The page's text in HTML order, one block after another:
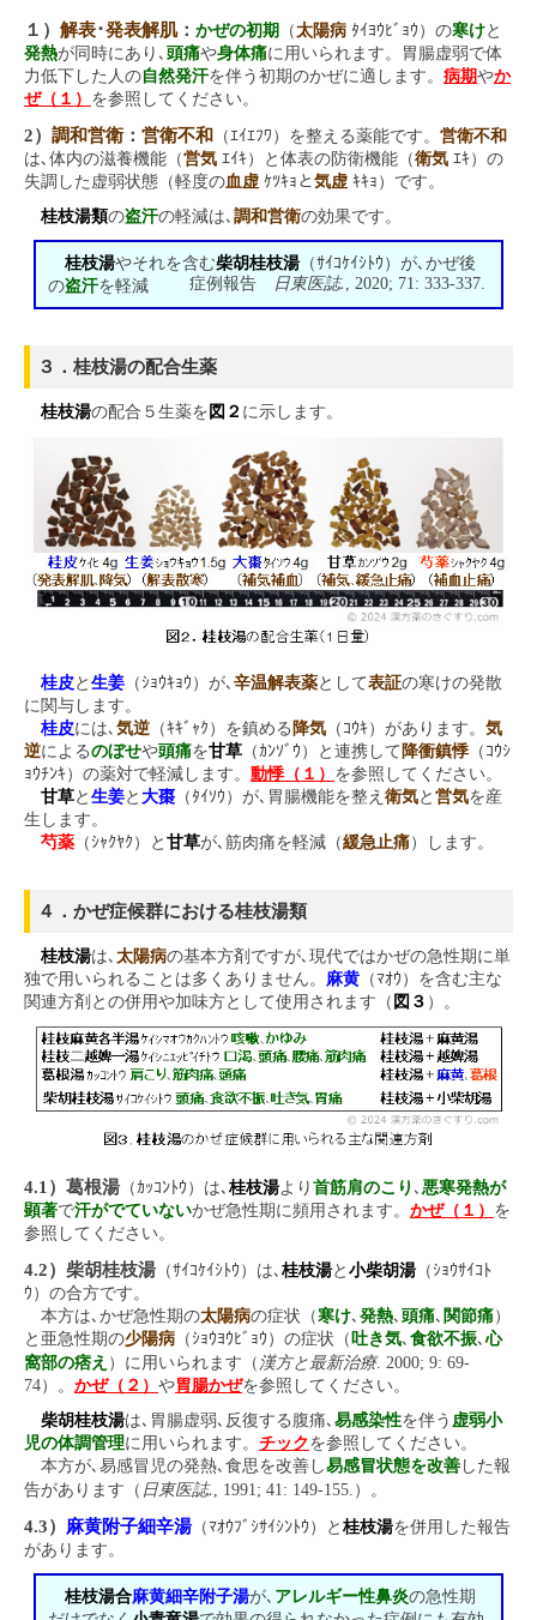
１） 解表･発表解肌： かぜの初期 （太陽病 ﾀｲﾖｳﾋﾞｮｳ）の寒けと
発熱が同時にあり､ 頭痛や身体痛に用いられます。胃腸虚弱で体
力低下した人の自然発汗を伴う初期のかぜに適します。 病期やか
ぜ（１） を参照してください。
2） 調和営衛： 営衛不和 （ｴｲｴﾌﾜ）を整える薬能です。 営衛不和
は､体内の滋養機能（営気 ｴｲｷ）と体表の防衛機能（衛気 ｴｷ）の
失調した虚弱状態（軽度の血虚 ｹﾂｷｮと気虚 ｷｷｮ）です。
桂枝湯類の盗汗の軽減は､ 調和営衛の効果です。
桂枝湯やそれを含む柴胡桂枝湯（ｻｲｺｹｲｼﾄｳ）が､かぜ後
の盗汗を軽減 症例報告 日東医誌. , 2020; 71: 333-337.
３．桂枝湯の配合生薬
桂枝湯の配合５生薬を 図２ に示します。
桂皮と 生姜 （ｼｮｳｷｮｳ）が､ 辛温解表薬として表証の寒けの発散
に関与します。
桂皮には､ 気逆 （ｷｷﾞｬｸ）を鎮める 降気 （ｺｳｷ）があります。 気
逆によるのぼせや頭痛を甘草 （ｶﾝｿﾞｳ）と連携して 降衝鎮悸（ｺｳｼ
ｮｳﾁﾝｷ）の薬対で軽減します。 動悸（１） を参照してください。
甘草と 生姜と 大棗 （ﾀｲｿｳ）が､胃腸機能を整え 衛気と 営気を産
生します。
芍薬 （ｼｬｸﾔｸ）と 甘草が､筋肉痛を軽減（緩急止痛）します。
４．かぜ症候群における桂枝湯類
桂枝湯は､ 太陽病の基本方剤ですが､現代ではかぜの急性期に単
独で用いられることは多くありません。 麻黄 （ﾏｵｳ）を含む主な
関連方剤との併用や加味方として使用されます（ 図３ ）。
4.1）葛根湯 （ｶｯｺﾝﾄｳ）は､ 桂枝湯より 首筋肩のこり ､ 悪寒発熱が
顕著で汗がでていないかぜ急性期に頻用されます。 かぜ（１） を
参照してください。
4.2）柴胡桂枝湯 （ｻｲｺｹｲｼﾄｳ）は､ 桂枝湯と 小柴胡湯（ｼｮｳｻｲｺﾄ
ｳ）の合方です。
本方は､かぜ急性期の太陽病の症状（寒け､ 発熱､ 頭痛､ 関節痛）
と亜急性期の少陽病 （ｼｮｳﾖｳﾋﾞｮｳ）の症状（吐き気､ 食欲不振､ 心
窩部の痞え ）に用いられます（ 漢方と最新治療. 2000; 9: 69-
74）。 かぜ（２） や胃腸かぜを参照してください。
柴胡桂枝湯は､胃腸虚弱､反復する腹痛､ 易感染性を伴う 虚弱小
児の体調管理に用いられます。 チック を参照してください。
本方が､易感冒児の発熱､食思を改善し易感冒状態を改善 した報
告があります（ 日東医誌. , 1991; 41: 149-155.）。
4.3） 麻黄附子細辛湯（ﾏｵｳﾌﾞｼｻｲｼﾝﾄｳ）と 桂枝湯を併用した報告
があります。
桂枝湯合麻黄細辛附子湯が､ アレルギー性鼻炎の急性期